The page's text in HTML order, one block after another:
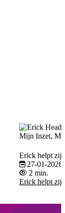
Mijn Inzet,
Erick helpt
27-01-2026
2 min.
Erick helpt